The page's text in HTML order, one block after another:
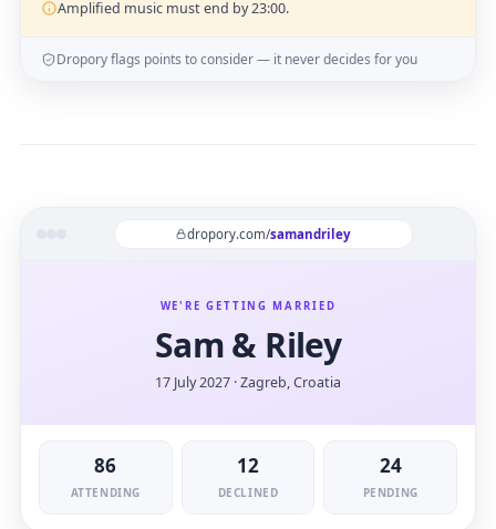
Amplified music must end by 23:00.
Dropory flags points to consider — it never decides for you
dropory.com/samandriley
WE'RE GETTING MARRIED
Sam & Riley
17 July 2027 · Zagreb, Croatia
86
ATTENDING
12
DECLINED
24
PENDING